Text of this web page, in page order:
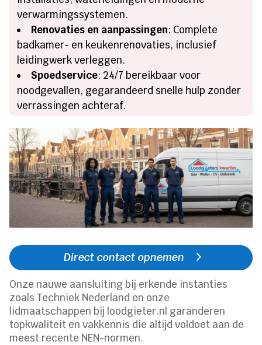
verwarmingssystemen.
Renovaties en aanpassingen: Complete
badkamer- en keukenrenovaties, inclusief
leidingwerk verleggen.
Spoedservice: 24/7 bereikbaar voor
noodgevallen, gegarandeerd snelle hulp zonder
verrassingen achteraf.
Direct contact opnemen
Onze nauwe aansluiting bij erkende instanties
zoals Techniek Nederland en onze
lidmaatschappen bij loodgieter.nl garanderen
topkwaliteit en vakkennis die altijd voldoet aan de
meest recente NEN-normen.